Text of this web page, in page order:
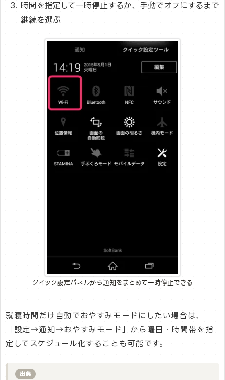
時間を指定して一時停止するか、手動でオフにするまで
継続を選ぶ
クイック設定パネルから通知をまとめて一時停止できる
就寝時間だけ自動でおやすみモードにしたい場合は、
「設定→通知→おやすみモード」から曜日・時間帯を指
定してスケジュール化することも可能です。
出典